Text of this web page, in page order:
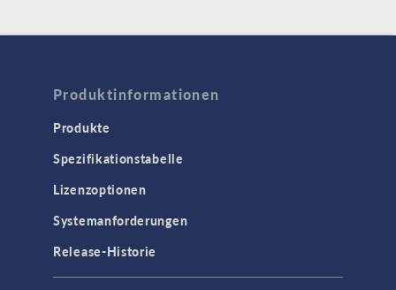
Produktinformationen
Produkte
Spezifikationstabelle
Lizenzoptionen
Systemanforderungen
Release-Historie